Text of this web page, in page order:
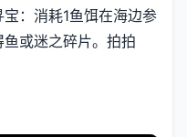
宝：消耗1鱼饵在海边参
或迷之碎片。 拍拍